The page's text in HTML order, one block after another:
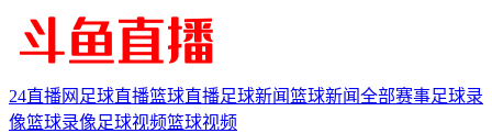
24直播网 足球直播篮球直播足球新闻篮球新闻全部赛事足球录
像篮球录像足球视频篮球视频